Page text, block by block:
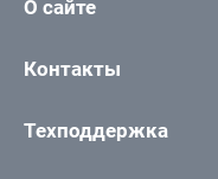
О сайте
Контакты
Техподдержка